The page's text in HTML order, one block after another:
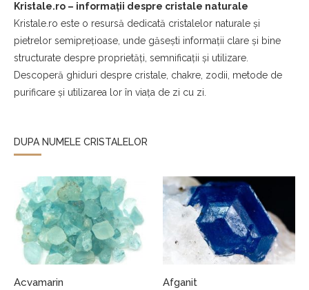
Kristale.ro – informații despre cristale naturale
Kristale.ro este o resursă dedicată cristalelor naturale și
pietrelor semiprețioase, unde găsești informații clare și bine
structurate despre proprietăți, semnificații și utilizare.
Descoperă ghiduri despre cristale, chakre, zodii, metode de
purificare și utilizarea lor în viața de zi cu zi.
DUPA NUMELE CRISTALELOR
Acvamarin Afganit